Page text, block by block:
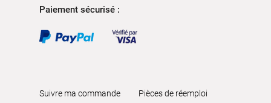
Paiement sécurisé :
Suivre ma commande
Pièces de réemploi